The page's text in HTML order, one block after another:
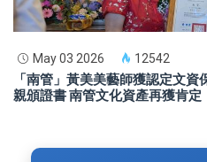
May 03 2026 12542
「南管」黃美美藝師獲認定文
親頒證書 南管文化資產再獲肯定